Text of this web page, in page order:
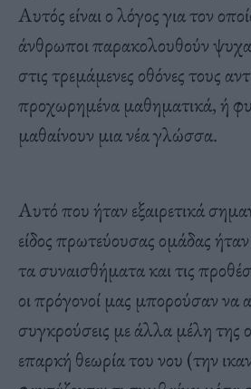
Αυτός είναι ο λόγος για τον
άνθρωποι παρακολουθούν
στις τρεμάμενες οθόνες τους
προχωρημένα μαθηματικά, ή
μαθαίνουν μια νέα γλώσσα.
Αυτό που ήταν εξαιρετικά
είδος πρωτεύουσας ομάδας
τα συναισθήματα και τις
οι πρόγονοί μας μπορούσαν να
συγκρούσεις με άλλα μέλη της
επαρκή θεωρία του νου (την